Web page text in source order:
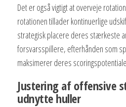
Det er også vigtigt at overveje
rotationen tillader kontinuerlige
strategisk placere deres stærkeste
forsvarsspillere, efterhånden som
maksimerer deres
Justering af offensive
udnytte huller